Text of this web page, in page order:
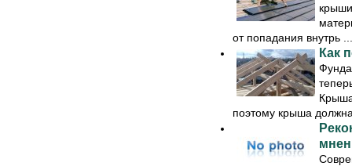
от попадания внутрь ...
Как
поэтому крыша